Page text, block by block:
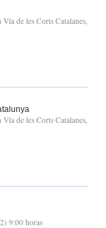
de les Corts Catalanes,
de les Corts Catalanes,
9:00 horas